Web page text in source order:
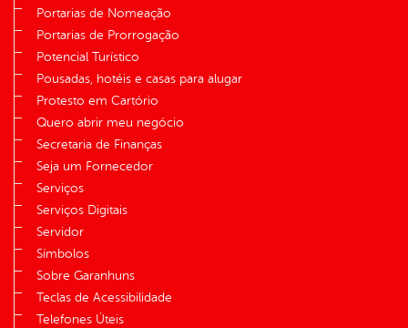
Portarias de Nomeação
Portarias de Prorrogação
Potencial Turístico
Pousadas, hotéis e casas para alugar
Protesto em Cartório
Quero abrir meu negócio
Secretaria de Finanças
Seja um Fornecedor
Serviços
Serviços Digitais
Servidor
Símbolos
Sobre Garanhuns
Teclas de Acessibilidade
Telefones Úteis